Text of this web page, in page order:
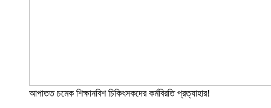
আপাতত চমেক শিক্ষানবিশ চিকিৎসকদের কর্মবিরতি প্রত্যাহার!